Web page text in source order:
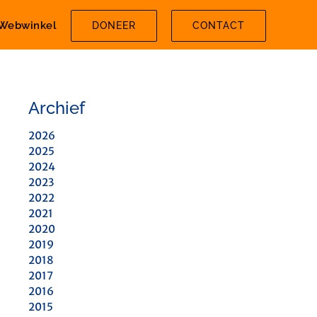
DONEER CONTACT
Archief
2026
2025
2024
2023
2022
2021
2020
2019
2018
2017
2016
2015